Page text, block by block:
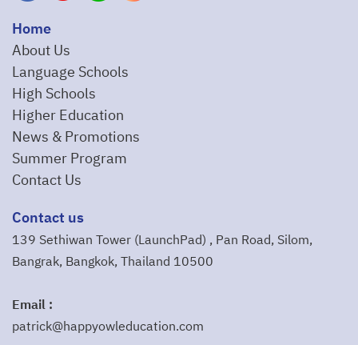
Home
About Us
Language Schools
High Schools
Higher Education
News & Promotions
Summer Program
Contact Us
Contact us
139 Sethiwan Tower (LaunchPad) , Pan Road, Silom,
Bangrak, Bangkok, Thailand 10500
Email :
patrick@happyowleducation.com